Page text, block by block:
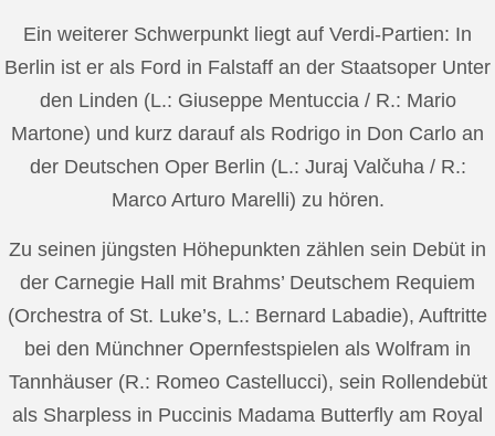
Ein weiterer Schwerpunkt liegt auf Verdi-Partien: In
Berlin ist er als Ford in Falstaff an der Staatsoper Unter
den Linden (L.: Giuseppe Mentuccia / R.: Mario
Martone) und kurz darauf als Rodrigo in Don Carlo an
der Deutschen Oper Berlin (L.: Juraj Valčuha / R.:
Marco Arturo Marelli) zu hören.
Zu seinen jüngsten Höhepunkten zählen sein Debüt in
der Carnegie Hall mit Brahms’ Deutschem Requiem
(Orchestra of St. Luke’s, L.: Bernard Labadie), Auftritte
bei den Münchner Opernfestspielen als Wolfram in
Tannhäuser (R.: Romeo Castellucci), sein Rollendebüt
als Sharpless in Puccinis Madama Butterfly am Royal